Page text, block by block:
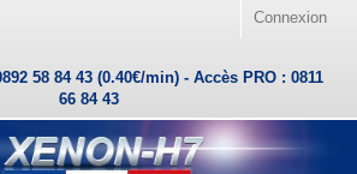
Connexion
58 84 43 (0.40€/min) - Accès PRO : 0811
66 84 43